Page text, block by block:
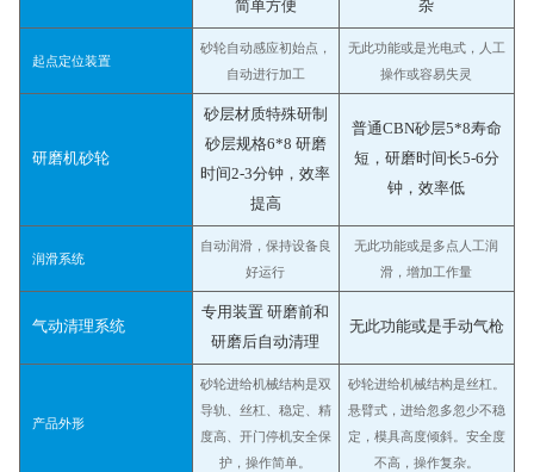
简单方便
杂
起点定位装置
砂轮自动感应初始点，
自动进行加工
无此功能或是光电式，人工
操作或容易失灵
研磨机砂轮
砂层材质特殊研制
砂层规格6*8 研磨
时间2-3分钟，效率
提高
普通CBN砂层5*8寿命
短，研磨时间长5-6分
钟，效率低
润滑系统
自动润滑，保持设备良
好运行
无此功能或是多点人工润
滑，增加工作量
气动清理系统
专用装置 研磨前和
研磨后自动清理
无此功能或是手动气枪
产品外形
砂轮进给机械结构是双
导轨、丝杠、稳定、精
度高、开门停机安全保
护，操作简单。
砂轮进给机械结构是丝杠。
悬臂式，进给忽多忽少不稳
定，模具高度倾斜。安全度
不高，操作复杂。